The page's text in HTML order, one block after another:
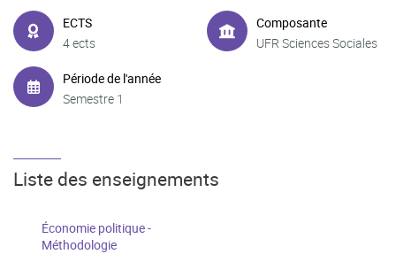
ECTS
4 ects
Composante
UFR Sciences Sociales
Période de l'année
Semestre 1
Liste des enseignements
Économie politique -
Méthodologie